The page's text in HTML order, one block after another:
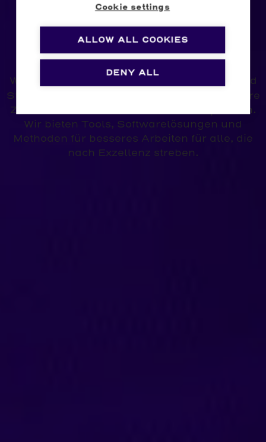
Für die, die mehr wollen!
Wir entwickeln Software, die Lehrkräften und
Studierenden hilft,
, ihre
Ziele zu erreichen und andere zu inspirieren.
Wir bieten Tools, Softwarelösungen und
Methoden für besseres Arbeiten für alle, die
nach Exzellenz streben.
Cookie settings
ALLOW ALL COOKIES
DENY ALL